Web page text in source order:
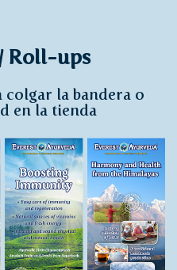
Roll-ups
colgar la bandera o
en la tienda